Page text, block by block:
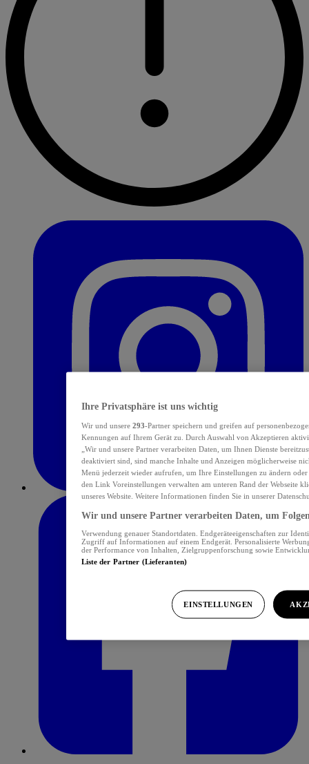
Ihre Privatsphäre ist uns wichtig
Wir und unsere 293-Partner speichern und greifen auf
Kennungen auf Ihrem Gerät zu. Durch Auswahl von Akzeptieren
„Wir und unsere Partner verarbeiten Daten, um Ihnen Dienste
deaktiviert sind, sind manche Inhalte und Anzeigen möglicherweise
Menü jederzeit wieder aufrufen, um Ihre Einstellungen zu ändern
den Link Voreinstellungen verwalten am unteren Rand der Webseite
unseres Website. Weitere Informationen finden Sie in unserer
Wir und unsere Partner verarbeiten Daten, um
Verwendung genauer Standortdaten. Endgeräteeigenschaften zur
Zugriff auf Informationen auf einem Endgerät. Personalisierte
der Performance von Inhalten, Zielgruppenforschung sowie
Liste der Partner (Lieferanten)
EINSTELLUNGEN